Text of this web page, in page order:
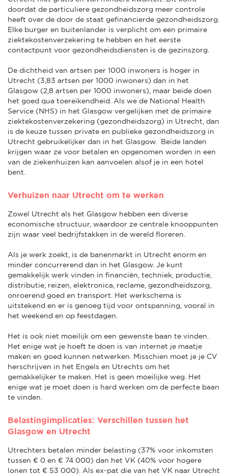
doordat de particuliere gezondheidszorg meer controle
heeft over de door de staat gefinancierde gezondheidszorg.
Elke burger en buitenlander is verplicht om een primaire
ziektekostenverzekering te hebben en het eerste
contactpunt voor gezondheidsdiensten is de gezinszorg.
De dichtheid van artsen per 1000 inwoners is hoger in
Utrecht (3,83 artsen per 1000 inwoners) dan in het
Glasgow (2,8 artsen per 1000 inwoners), maar beide doen
het goed qua toereikendheid. Als we de National Health
Service (NHS) in het Glasgow vergelijken met de primaire
ziektekostenverzekering (gezondheidszorg) in Utrecht, dan
is de keuze tussen private en publieke gezondheidszorg in
Utrecht gebruikelijker dan in het Glasgow. Beide landen
krijgen waar ze voor betalen en opgenomen worden in een
van de ziekenhuizen kan aanvoelen alsof je in een hotel
bent.
Verhuizen naar Utrecht om te werken
Zowel Utrecht als het Glasgow hebben een diverse
economische structuur, waardoor ze centrale knooppunten
zijn waar veel bedrijfstakken in de wereld floreren.
Als je werk zoekt, is de banenmarkt in Utrecht enorm en
minder concurrerend dan in het Glasgow. Je kunt
gemakkelijk werk vinden in financiën, techniek, productie,
distributie, reizen, elektronica, reclame, gezondheidszorg,
onroerend goed en transport. Het werkschema is
uitstekend en er is genoeg tijd voor ontspanning, vooral in
het weekend en op feestdagen.
Het is ook niet moeilijk om een gewenste baan te vinden.
Het enige wat je hoeft te doen is van internet je maatje
maken en goed kunnen netwerken. Misschien moet je je CV
herschrijven in het Engels en Utrechts om het
gemakkelijker te maken. Het is geen moeilijke weg. Het
enige wat je moet doen is hard werken om de perfecte baan
te vinden.
Belastingimplicaties: Verschillen tussen het
Glasgow en Utrecht
Utrechters betalen minder belasting (37% voor inkomsten
tussen € 0 en € 74 000) dan het VK (40% voor hogere
lonen tot € 53 000). Als ex-pat die van het VK naar Utrecht